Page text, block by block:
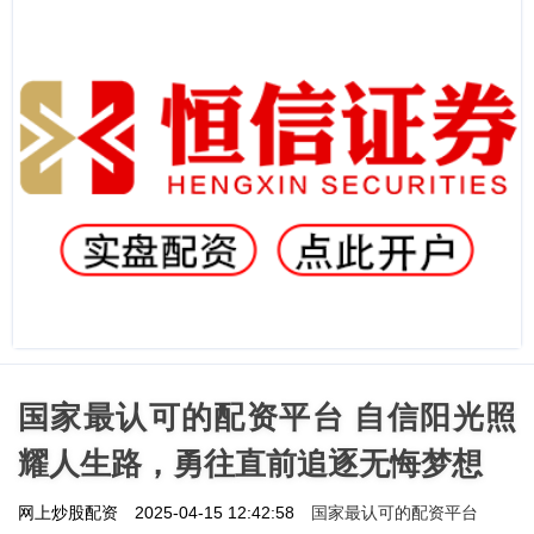
国家最认可的配资平台 自信阳光照
耀人生路，勇往直前追逐无悔梦想
网上炒股配资 2025-04-15 12:42:58 国家最认可的配资平台